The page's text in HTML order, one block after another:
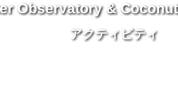
Observatory &
アクティビティ